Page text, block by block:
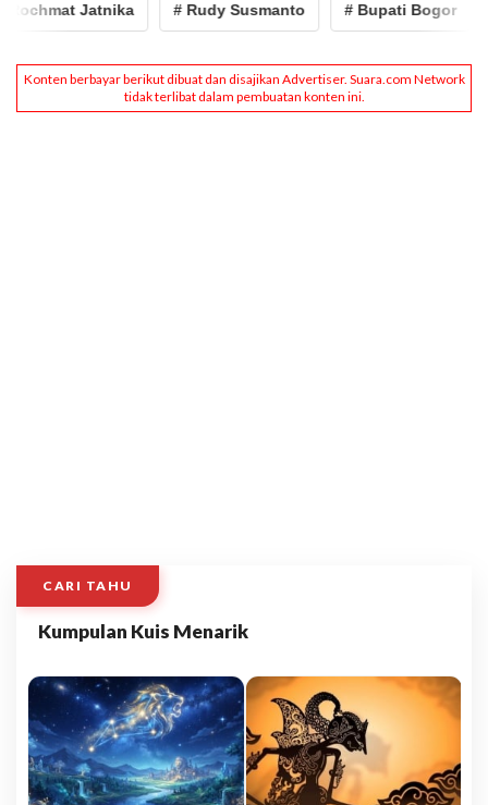
Jatnika # Rudy Susmanto # Bupati Bogor
CARI TAHU
Kumpulan Kuis Menarik